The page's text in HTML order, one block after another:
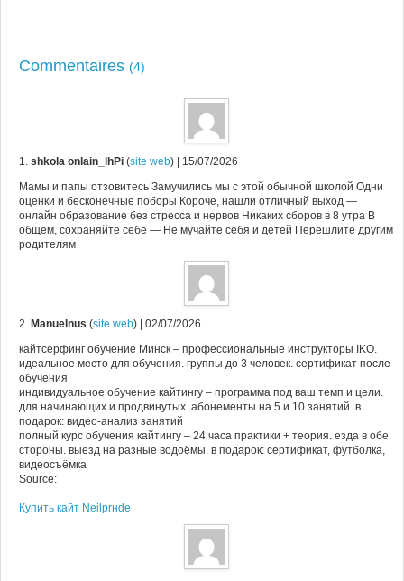
Commentaires (4)
1. shkola onlain_lhPi (site web) | 15/07/2026
Мамы и папы отзовитесь Замучились мы с этой обычной школой Одни
оценки и бесконечные поборы Короче, нашли отличный выход —
онлайн образование без стресса и нервов Никаких сборов в 8 утра В
общем, сохраняйте себе — Не мучайте себя и детей Перешлите другим
родителям
2. Manuelnus (site web) | 02/07/2026
кайтсерфинг обучение Минск – профессиональные инструкторы IKO.
идеальное место для обучения. группы до 3 человек. сертификат после
обучения
индивидуальное обучение кайтингу – программа под ваш темп и цели.
для начинающих и продвинутых. абонементы на 5 и 10 занятий. в
подарок: видео-анализ занятий
полный курс обучения кайтингу – 24 часа практики + теория. езда в обе
стороны. выезд на разные водоёмы. в подарок: сертификат, футболка,
видеосъёмка
Source:
Купить кайт Neilprнde